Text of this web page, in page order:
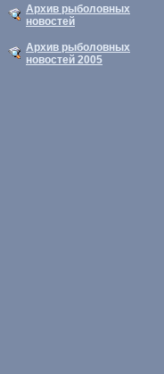
Архив рыболовных
новостей
Архив рыболовных
новостей 2005